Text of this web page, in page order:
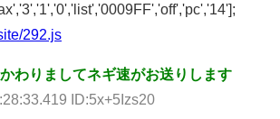
292.js
わりましてネギ速がお送りします
ID:5x+5Izs20